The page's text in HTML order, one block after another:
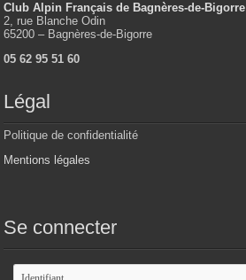
Club Alpin Français de Bagnères-de-Bigorre
2, rue Blanche Odin
65200 – Bagnères-de-Bigorre
05 62 95 51 60
Légal
Politique de confidentialité
Mentions légales
Se connecter